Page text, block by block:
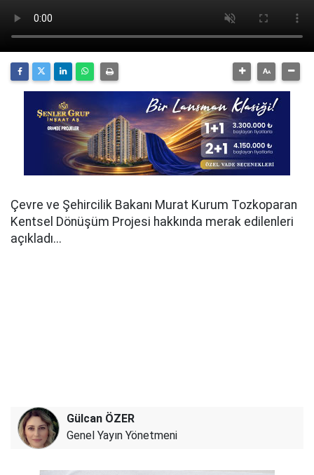
Çevre ve Şehircilik Bakanı Murat Kurum Tozkoparan
Kentsel Dönüşüm Projesi hakkında merak edilenleri
açıkladı...
Gülcan ÖZER
Genel Yayın Yönetmeni